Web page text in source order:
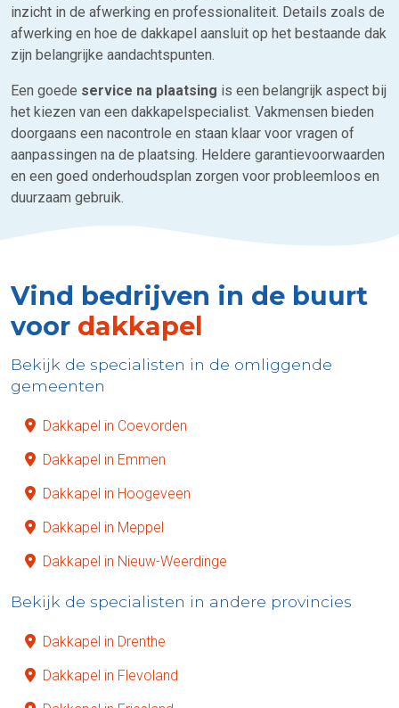
inzicht in de afwerking en professionaliteit. Details zoals de
afwerking en hoe de dakkapel aansluit op het bestaande dak
zijn belangrijke aandachtspunten.
Een goede service na plaatsing is een belangrijk aspect bij
het kiezen van een dakkapelspecialist. Vakmensen bieden
doorgaans een nacontrole en staan klaar voor vragen of
aanpassingen na de plaatsing. Heldere garantievoorwaarden
en een goed onderhoudsplan zorgen voor probleemloos en
duurzaam gebruik.
Vind bedrijven in de buurt
voor dakkapel
Bekijk de specialisten in de omliggende
gemeenten
Dakkapel in Coevorden
Dakkapel in Emmen
Dakkapel in Hoogeveen
Dakkapel in Meppel
Dakkapel in Nieuw-Weerdinge
Bekijk de specialisten in andere provincies
Dakkapel in Drenthe
Dakkapel in Flevoland